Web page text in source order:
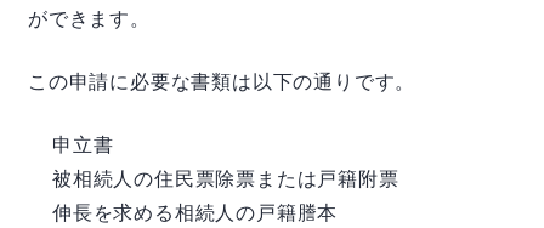
ができます。
この申請に必要な書類は以下の通りです。
申立書
被相続人の住民票除票または戸籍附票
伸長を求める相続人の戸籍謄本